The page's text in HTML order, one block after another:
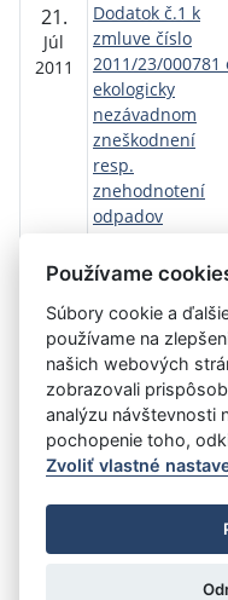
21.
Júl
2011
Dodatok č.1 k
zmluve číslo
2011/23/000781
ekologicky
nezávadnom
zneškodnení
resp.
znehodnotení
odpadov
Vystavil:LESY
Úrad vlády SR
-
Prehlásenie o
Nastavenia cookies
Používame
Súbory cookie a
používame na
našich webových
zobrazovali
analýzu návštevnosti
pochopenie toho,
Zvoliť vlastné